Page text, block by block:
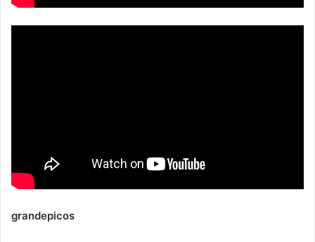
grandepicos